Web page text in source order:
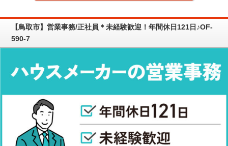
【鳥取市】営業事務/正社員＊未経験歓迎！年間休日121日♪OF-
590-7